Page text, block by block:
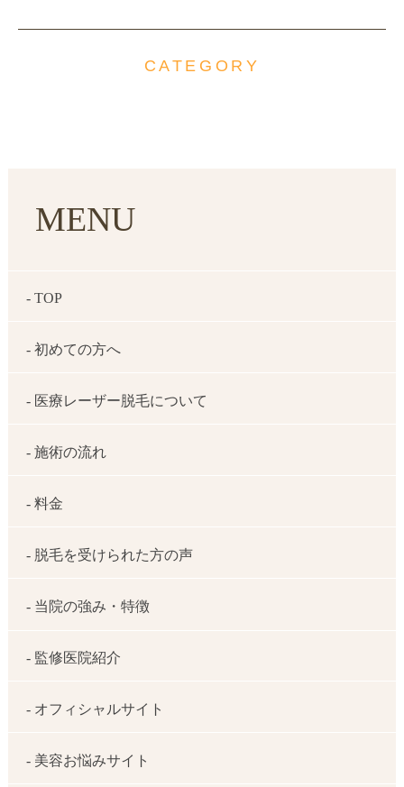
CATEGORY
MENU
- TOP
- 初めての方へ
- 医療レーザー脱毛について
- 施術の流れ
- 料金
- 脱毛を受けられた方の声
- 当院の強み・特徴
- 監修医院紹介
- オフィシャルサイト
- 美容お悩みサイト